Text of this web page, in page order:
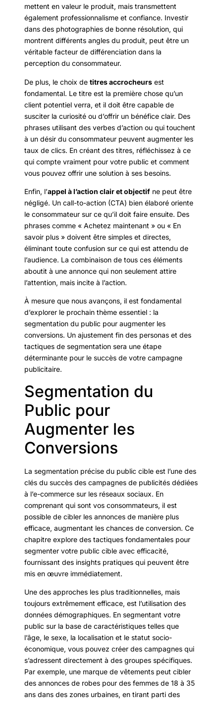
mettent en valeur le produit, mais transmettent
également professionnalisme et confiance. Investir
dans des photographies de bonne résolution, qui
montrent différents angles du produit, peut être un
véritable facteur de différenciation dans la
perception du consommateur.
De plus, le choix de titres accrocheurs est
fondamental. Le titre est la première chose qu’un
client potentiel verra, et il doit être capable de
susciter la curiosité ou d’offrir un bénéfice clair. Des
phrases utilisant des verbes d’action ou qui touchent
à un désir du consommateur peuvent augmenter les
taux de clics. En créant des titres, réfléchissez à ce
qui compte vraiment pour votre public et comment
vous pouvez offrir une solution à ses besoins.
Enfin, l’appel à l’action clair et objectif ne peut être
négligé. Un call-to-action (CTA) bien élaboré oriente
le consommateur sur ce qu’il doit faire ensuite. Des
phrases comme « Achetez maintenant » ou « En
savoir plus » doivent être simples et directes,
éliminant toute confusion sur ce qui est attendu de
l’audience. La combinaison de tous ces éléments
aboutit à une annonce qui non seulement attire
l’attention, mais incite à l’action.
À mesure que nous avançons, il est fondamental
d’explorer le prochain thème essentiel : la
segmentation du public pour augmenter les
conversions. Un ajustement fin des personas et des
tactiques de segmentation sera une étape
déterminante pour le succès de votre campagne
publicitaire.
Segmentation du
Public pour
Augmenter les
Conversions
La segmentation précise du public cible est l’une des
clés du succès des campagnes de publicités dédiées
à l’e-commerce sur les réseaux sociaux. En
comprenant qui sont vos consommateurs, il est
possible de cibler les annonces de manière plus
efficace, augmentant les chances de conversion. Ce
chapitre explore des tactiques fondamentales pour
segmenter votre public cible avec efficacité,
fournissant des insights pratiques qui peuvent être
mis en œuvre immédiatement.
Une des approches les plus traditionnelles, mais
toujours extrêmement efficace, est l’utilisation des
données démographiques. En segmentant votre
public sur la base de caractéristiques telles que
l’âge, le sexe, la localisation et le statut socio-
économique, vous pouvez créer des campagnes qui
s’adressent directement à des groupes spécifiques.
Par exemple, une marque de vêtements peut cibler
des annonces de robes pour des femmes de 18 à 35
ans dans des zones urbaines, en tirant parti des